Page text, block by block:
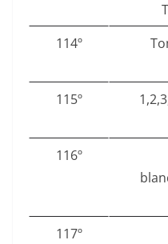
114º
115º
116º
117º